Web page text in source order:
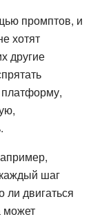
промптов, и
хотят
другие
шаг
ли двигаться
может